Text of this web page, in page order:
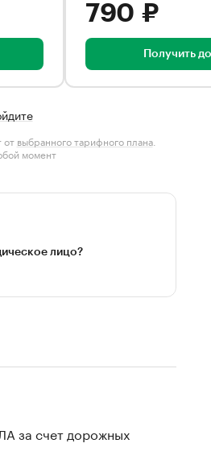
790 ₽
Получить
от выбранного тарифного плана.
момент
лицо?
за счет дорожных